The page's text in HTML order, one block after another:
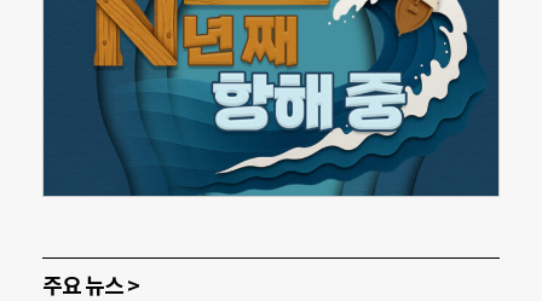
주요 뉴스 >